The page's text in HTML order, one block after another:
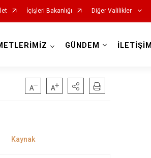
İçişleri Bakanlığı Diğer Valilikler
GÜNDEM İLETİŞİM